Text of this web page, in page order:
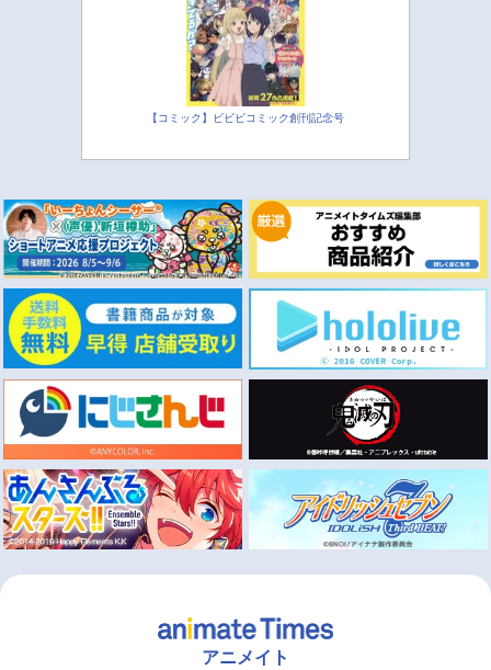
【コミック】ビビビコミック創刊記念号
アニメイト